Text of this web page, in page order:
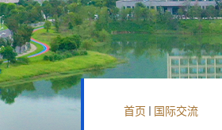
首页 国际交流